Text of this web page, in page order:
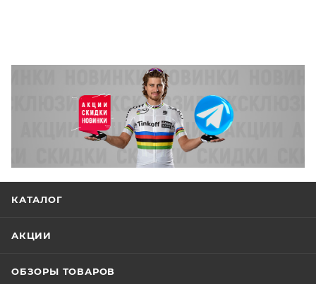
КАТАЛОГ
АКЦИИ
ОБЗОРЫ ТОВАРОВ